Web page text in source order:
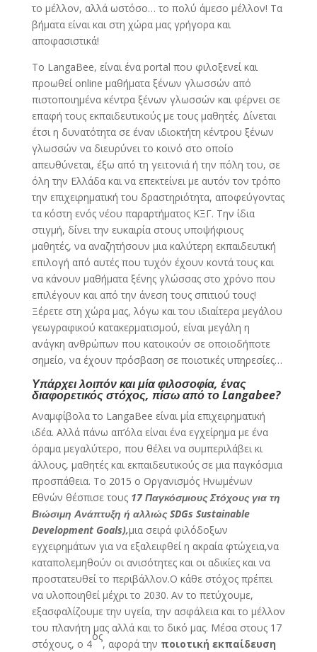
το μέλλον, αλλά ωστόσο… το πολύ άμεσο μέλλον! Τα
βήματα είναι και στη χώρα μας γρήγορα και
αποφασιστικά!
Το LangaBee, είναι ένα portal που φιλοξενεί και
προωθεί online μαθήματα ξένων γλωσσών από
πιστοποιημένα κέντρα ξένων γλωσσών και φέρνει σε
επαφή τους εκπαιδευτικούς με τους μαθητές. Δίνεται
έτσι η δυνατότητα σε έναν ιδιοκτήτη κέντρου ξένων
γλωσσών να διευρύνει το κοινό στο οποίο
απευθύνεται, έξω από τη γειτονιά ή την πόλη του, σε
όλη την Ελλάδα και να επεκτείνει με αυτόν τον τρόπο
την επιχειρηματική του δραστηριότητα, αποφεύγοντας
τα κόστη ενός νέου παραρτήματος ΚΞΓ. Την ίδια
στιγμή, δίνει την ευκαιρία στους υποψήφιους
μαθητές, να αναζητήσουν μια καλύτερη εκπαιδευτική
επιλογή από αυτές που τυχόν έχουν κοντά τους και
να κάνουν μαθήματα ξένης γλώσσας στο χρόνο που
επιλέγουν και από την άνεση τους σπιτιού τους!
Ξέρετε στη χώρα μας, λόγω και του ιδιαίτερα μεγάλου
γεωγραφικού κατακερματισμού, είναι μεγάλη η
ανάγκη ανθρώπων που κατοικούν σε οποιοδήποτε
σημείο, να έχουν πρόσβαση σε ποιοτικές υπηρεσίες…
Υπάρχει λοιπόν και μία φιλοσοφία, ένας
διαφορετικός στόχος, πίσω από τοLangabee?
Αναμφίβολα το LangaBee είναι μία επιχειρηματική
ιδέα. Αλλά πάνω απ’όλα είναι ένα εγχείρημα με ένα
όραμα μεγαλύτερο, που θέλει να συμπεριλάβει κι
άλλους, μαθητές και εκπαιδευτικούς σε μια παγκόσμια
προσπάθεια. Το 2015 ο Οργανισμός Ηνωμένων
Εθνών θέσπισε τους 17 Παγκόσμιους Στόχους για τη
Βιώσιμη Ανάπτυξη ή αλλιώς SDGs Sustainable
Development Goals),μια σειρά φιλόδοξων
εγχειρημάτων για να εξαλειφθεί η ακραία φτώχεια,να
καταπολεμηθούν οι ανισότητες και οι αδικίες και να
προστατευθεί το περιβάλλον.Ο κάθε στόχος πρέπει
να υλοποιηθεί μέχρι το 2030. Αν το πετύχουμε,
εξασφαλίζουμε την υγεία, την ασφάλεια και το μέλλον
του πλανήτη μας αλλά και το δικό μας. Μέσα στους 17
στόχους, ο 4
ος
, αφορά την ποιοτική εκπαίδευση